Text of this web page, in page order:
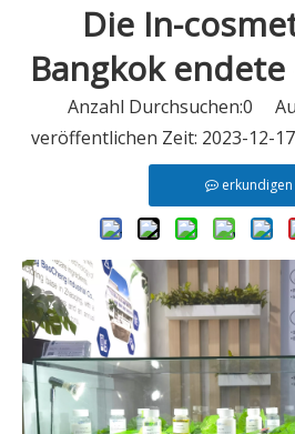
Die In-
Bangkok
Anzahl Durchsuchen:0
veröffentlichen Zeit: 2023-
erkundigen